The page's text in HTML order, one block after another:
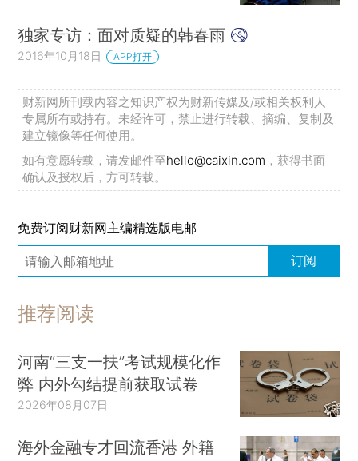
独家专访：面对质疑的韩春雨
2016年10月18日 APP打开
财新网所刊载内容之知识产权为财新传媒及/或相关权利人
专属所有或持有。未经许可，禁止进行转载、摘编、复制及
建立镜像等任何使用。
如有意愿转载，请发邮件至hello@caixin.com ，获得书面
确认及授权后，方可转载。
免费订阅财新网主编精选版电邮
订阅
推荐阅读
河南“三支一扶”考试规模化作
弊 内外勾结提前获取试卷
2026年08月07日
海外金融专才回流香港 外籍